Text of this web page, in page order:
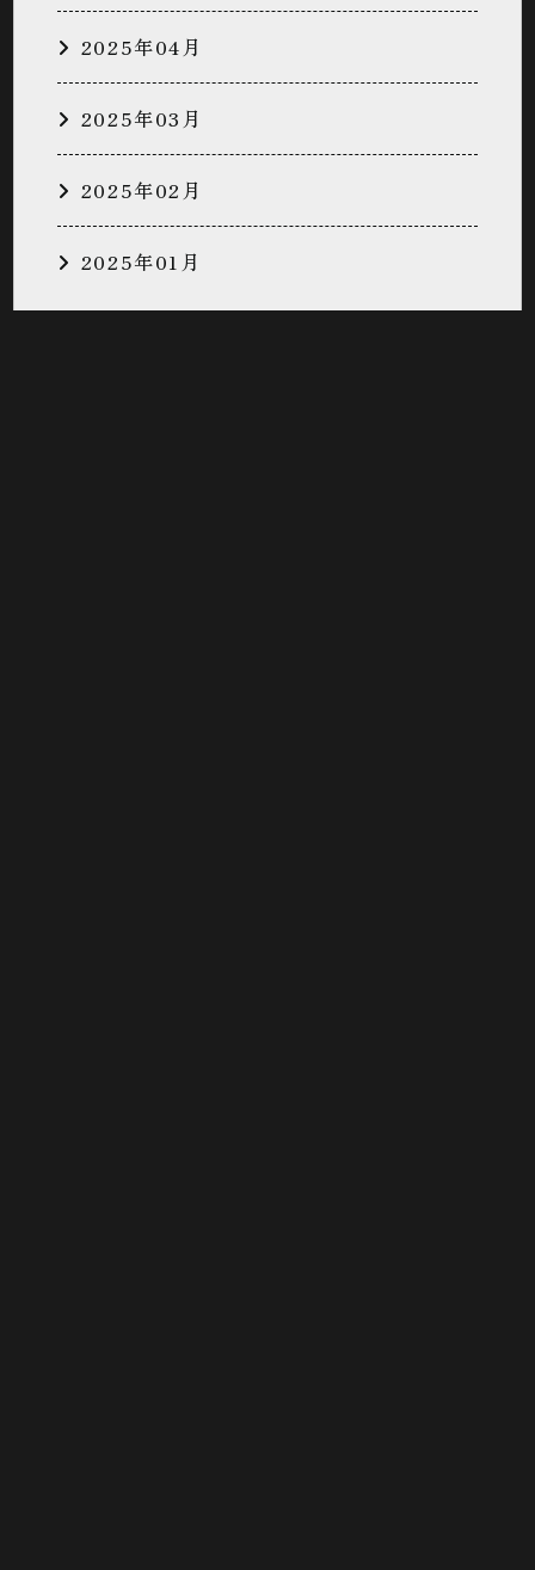
2025年04月
2025年03月
2025年02月
2025年01月